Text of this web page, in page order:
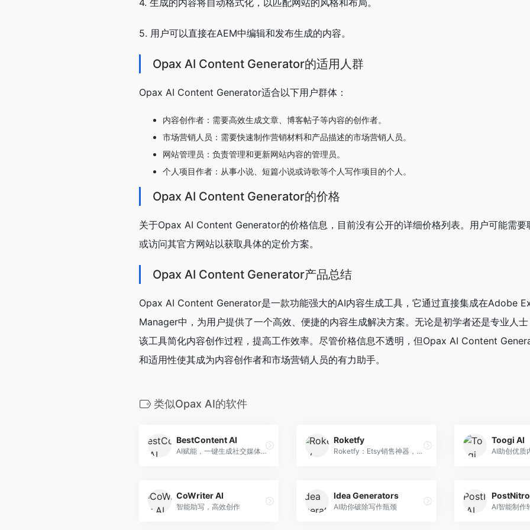
4. 生成的内容将自动格式化，以匹配网站的风格和布局。
5. 用户可以直接在AEM中编辑和发布生成的内容。
Opax AI Content Generator的适用人群
Opax AI Content Generator适合以下用户群体：
内容创作者：需要高效生成文章、博客帖子等内容的创作者。
市场营销人员：需要快速制作营销材料和产品描述的市场营销人员。
网站管理员：负责管理和更新网站内容的管理员。
个人项目作者：从事小说、短篇小说或诗歌等个人写作项目的个人。
Opax AI Content Generator的价格
关于Opax AI Content Generator的价格信息，目前没有公开的详细价格列表。用户可能需要
或访问其官方网站以获取具体的定价方案。
Opax AI Content Generator产品总结
Opax AI Content Generator是一款功能强大的AI内容生成工具，它通过直接集成在Adobe
Manager中，为用户提供了一个高效、便捷的内容生成解决方案。无论是初学者还是专业人
该工具简化内容创作过程，提高工作效率。尽管价格信息不透明，但Opax AI Content
和适用性使其成为内容创作者和市场营销人员的有力助手。
类似Opax AI的软件
BestContent AI
AI赋能，一键生成社交媒体内容
Roketfy
Roketfy：Etsy销售神器，AI赋能，助您业绩飙升！
Toogi AI
AI助创优质
CoWriter AI
智能助写，高效创作
Idea Generators
AI助你破除写作瓶颈